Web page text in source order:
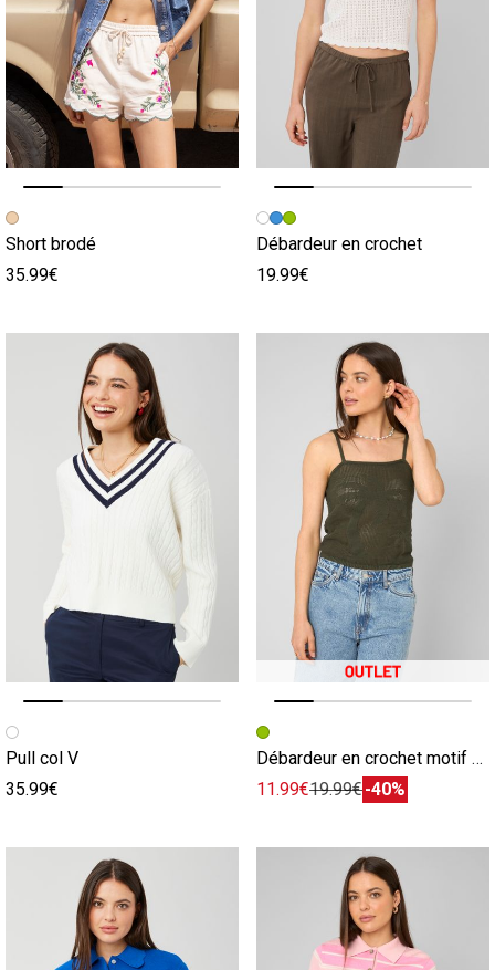
Image précédente
Image suivante
Short brodé
35.99€
Image précédente
Image suivante
Débardeur en crochet
19.99€
Image précédente
Image suivante
Pull col V
35.99€
Image précédente
Image suivante
Débardeur en crochet motif palmier
11.99€19.99€-40%